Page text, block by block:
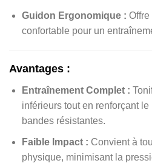
Guidon Ergonomique :
confortable pour un
Avantages :
Entraînement Complet :
inférieurs tout en renforçant
bandes résistantes.
Faible Impact : Convient à
physique, minimisant la